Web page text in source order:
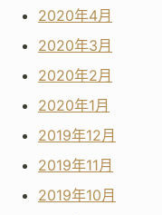
2020年4月
2020年3月
2020年2月
2020年1月
2019年12月
2019年11月
2019年10月